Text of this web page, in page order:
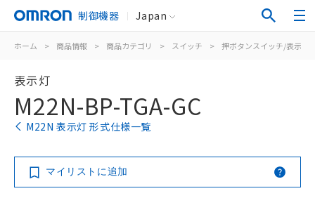
制御機器 Japan
ホーム > 商品情報 > 商品カテゴリ > スイッチ > 押ボタンスイッチ/表示灯
表示灯
M22N-BP-TGA-GC
M22N 表示灯 形式仕様一覧
マイリストに追加